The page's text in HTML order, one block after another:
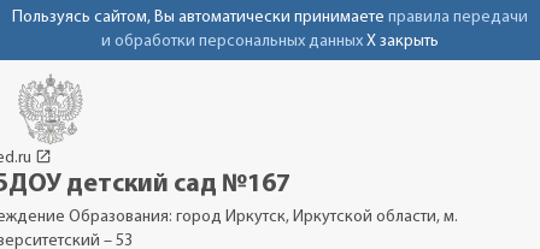
Пользуясь сайтом, Вы автоматически принимаете правила передачи
и обработки персональных данных X закрыть
launch
детский сад №167
Образования: город Иркутск, Иркутской области, м.
– 53